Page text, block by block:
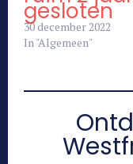
gesloten
30 december 2022
In "Algemeen"